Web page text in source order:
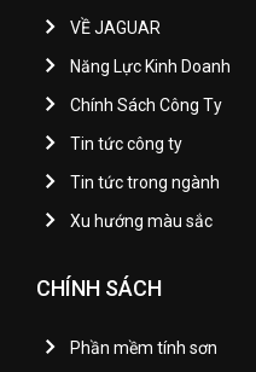
VỀ JAGUAR
Năng Lực Kinh Doanh
Chính Sách Công Ty
Tin tức công ty
Tin tức trong ngành
Xu hướng màu sắc
CHÍNH SÁCH
Phần mềm tính sơn